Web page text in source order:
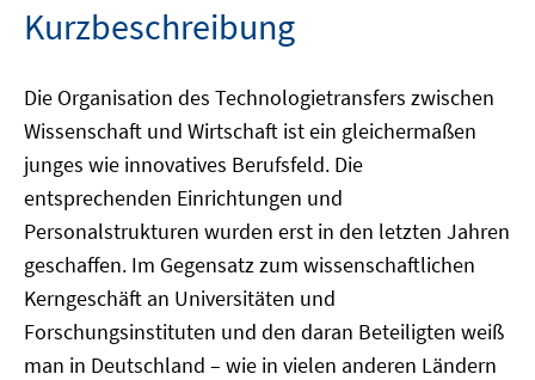
Kurzbeschreibung
Die Organisation des Technologietransfers zwischen
Wissenschaft und Wirtschaft ist ein gleichermaßen
junges wie innovatives Berufsfeld. Die
entsprechenden Einrichtungen und
Personalstrukturen wurden erst in den letzten Jahren
geschaffen. Im Gegensatz zum wissenschaftlichen
Kerngeschäft an Universitäten und
Forschungsinstituten und den daran Beteiligten weiß
man in Deutschland – wie in vielen anderen Ländern